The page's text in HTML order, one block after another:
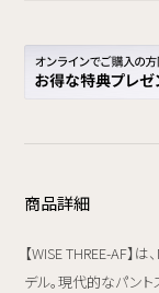
商品詳細
【WISE THREE-AF】
デル。現代的なパン